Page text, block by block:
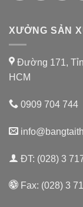
XƯỞNG SẢN
Đường 171,
HCM
0909 704 744
ĐT: (028) 3
Fax: (028) 3